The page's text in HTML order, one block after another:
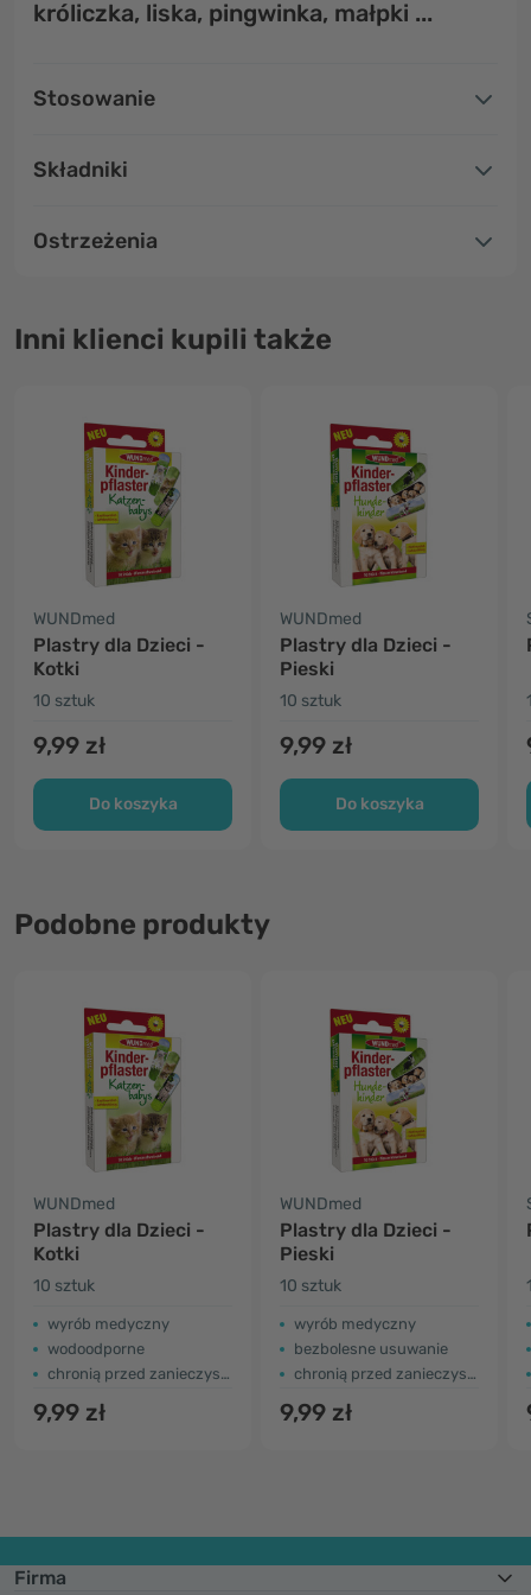
króliczka, liska, pingwinka, małpki ...
Stosowanie
Składniki
Ostrzeżenia
Inni klienci kupili także
WUNDmed
Plastry dla Dzieci -
Kotki
10 sztuk
9,99 zł
Do koszyka
WUNDmed
Plastry dla Dzieci -
Pieski
10 sztuk
9,99 zł
Do koszyka
Podobne produkty
WUNDmed
Plastry dla Dzieci -
Kotki
10 sztuk
wyrób medyczny
wodoodporne
chronią przed zanieczyszczeniem i bakteriami
9,99 zł
WUNDmed
Plastry dla Dzieci -
Pieski
10 sztuk
wyrób medyczny
bezbolesne usuwanie
chronią przed zanieczyszczeniem i bakteriami
9,99 zł
Firma